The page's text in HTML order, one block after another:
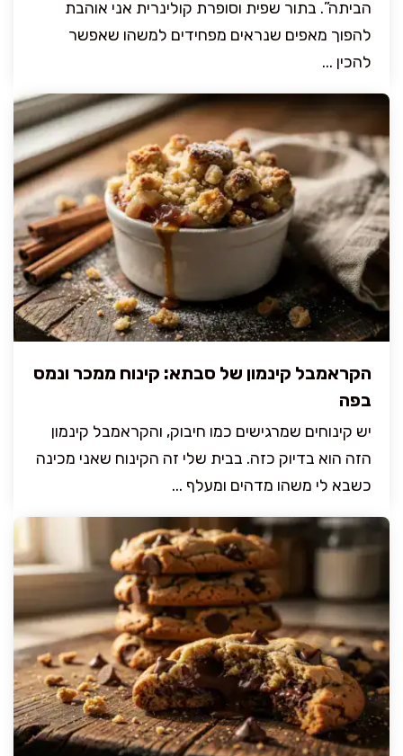
הביתה”. בתור שפית וסופרת קולינרית אני אוהבת
להפוך מאפים שנראים מפחידים למשהו שאפשר
להכין ...
הקראמבל קינמון של סבתא: קינוח ממכר ונמס
בפה
יש קינוחים שמרגישים כמו חיבוק, והקראמבל קינמון
הזה הוא בדיוק כזה. בבית שלי זה הקינוח שאני מכינה
כשבא לי משהו מדהים ומעלף ...